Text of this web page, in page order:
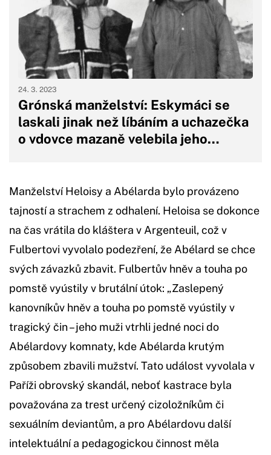
Grónská manželství: Eskymáci se
laskali jinak než líbáním a uchazečka
o vdovce mazaně velebila jeho…
24. 3. 2023
Manželství Heloisy a Abélarda bylo provázeno
tajností a strachem z odhalení. Heloisa se dokonce
na čas vrátila do kláštera v Argenteuil, což v
Fulbertovi vyvolalo podezření, že Abélard se chce
svých závazků zbavit. Fulbertův hněv a touha po
pomstě vyústily v brutální útok: „Zaslepený
kanovníkův hněv a touha po pomstě vyústily v
tragický čin – jeho muži vtrhli jedné noci do
Abélardovy komnaty, kde Abélarda krutým
způsobem zbavili mužství. Tato událost vyvolala v
Paříži obrovský skandál, neboť kastrace byla
považována za trest určený cizoložníkům či
sexuálním deviantům, a pro Abélardovu další
intelektuální a pedagogickou činnost měla